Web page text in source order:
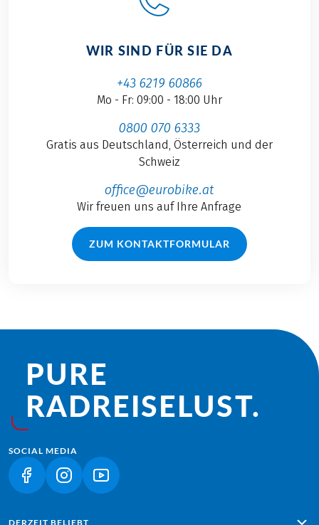
WIR SIND FÜR SIE DA
+43 6219 60866
Mo - Fr: 09:00 - 18:00 Uhr
0800 070 6333
Gratis aus Deutschland, Österreich und der
Schweiz
office@eurobike.at
Wir freuen uns auf Ihre Anfrage
ZUM KONTAKTFORMULAR
PURE
RADREISE­LUST.
SOCIAL MEDIA
(LINK ÖFFNET IN NEUEM TAB)
(LINK ÖFFNET IN NEUEM TAB)
(LINK ÖFFNET IN NEUEM TAB)
DERZEIT BELIEBT